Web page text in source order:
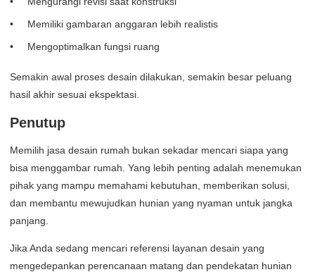
Memiliki gambaran anggaran lebih realistis
Mengoptimalkan fungsi ruang
Semakin awal proses desain dilakukan, semakin besar peluang
hasil akhir sesuai ekspektasi.
Penutup
Memilih jasa desain rumah bukan sekadar mencari siapa yang
bisa menggambar rumah. Yang lebih penting adalah menemukan
pihak yang mampu memahami kebutuhan, memberikan solusi,
dan membantu mewujudkan hunian yang nyaman untuk jangka
panjang.
Jika Anda sedang mencari referensi layanan desain yang
mengedepankan perencanaan matang dan pendekatan hunian